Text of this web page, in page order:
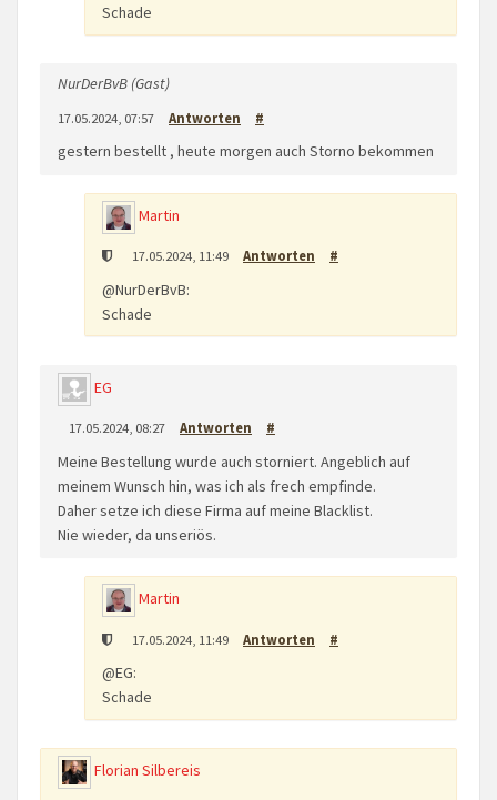
Schade
NurDerBvB (Gast)
17.05.2024, 07:57 Antworten #
gestern bestellt , heute morgen auch Storno bekommen
Martin
17.05.2024, 11:49 Antworten #
@NurDerBvB:
Schade
EG
17.05.2024, 08:27 Antworten #
Meine Bestellung wurde auch storniert. Angeblich auf
meinem Wunsch hin, was ich als frech empfinde.
Daher setze ich diese Firma auf meine Blacklist.
Nie wieder, da unseriös.
Martin
17.05.2024, 11:49 Antworten #
@EG:
Schade
Florian Silbereis